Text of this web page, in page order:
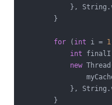
},
        }
for ( int i = 1
int
new
},
        }